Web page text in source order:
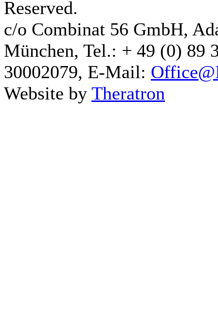
Reserved.
c/o Combinat 56 GmbH,
München, Tel.: + 49 (0) 89
30002079, E-Mail:
Website by Theratron